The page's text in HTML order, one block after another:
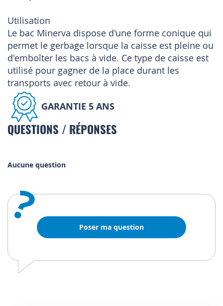
Utilisation
Le bac Minerva dispose d'une forme conique qui
permet le gerbage lorsque la caisse est pleine ou
d'emboîter les bacs à vide. Ce type de caisse est
utilisé pour gagner de la place durant les
transports avec retour à vide.
GARANTIE 5 ANS
QUESTIONS / RÉPONSES
Aucune question
? Poser ma question